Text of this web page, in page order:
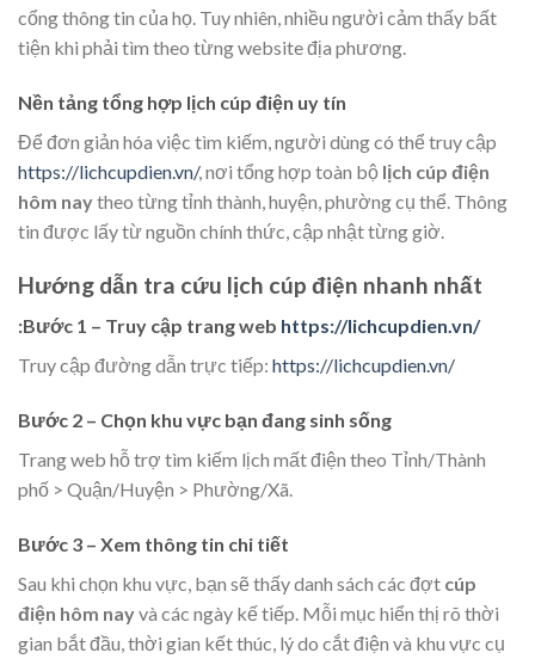
cổng thông tin của họ. Tuy nhiên, nhiều người cảm thấy bất
tiện khi phải tìm theo từng website địa phương.
Nền tảng tổng hợp lịch cúp điện uy tín
Để đơn giản hóa việc tìm kiếm, người dùng có thể truy cập
https://lichcupdien.vn/, nơi tổng hợp toàn bộ lịch cúp điện
hôm naytheo từng tỉnh thành, huyện, phường cụ thể. Thông
tin được lấy từ nguồn chính thức, cập nhật từng giờ.
Hướng dẫn tra cứu lịch cúp điện nhanh nhất
:Bước 1 – Truy cập trang web https://lichcupdien.vn/
Truy cập đường dẫn trực tiếp: https://lichcupdien.vn/
Bước 2 – Chọn khu vực bạn đang sinh sống
Trang web hỗ trợ tìm kiếm lịch mất điện theo Tỉnh/Thành
phố > Quận/Huyện > Phường/Xã.
Bước 3 – Xem thông tin chi tiết
Sau khi chọn khu vực, bạn sẽ thấy danh sách các đợt cúp
điện hôm nayvà các ngày kế tiếp. Mỗi mục hiển thị rõ thời
gian bắt đầu, thời gian kết thúc, lý do cắt điện và khu vực cụ